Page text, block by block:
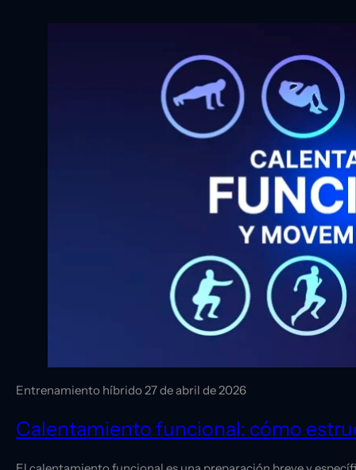
Entrenamiento híbrido 27 de abril de 2026
Calentamiento funcional: cómo